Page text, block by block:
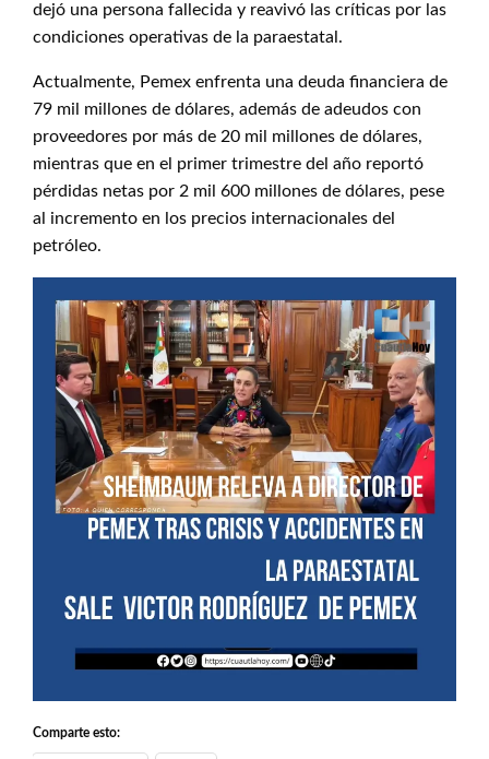
dejó una persona fallecida y reavivó las críticas por las
condiciones operativas de la paraestatal.
Actualmente, Pemex enfrenta una deuda financiera de
79 mil millones de dólares, además de adeudos con
proveedores por más de 20 mil millones de dólares,
mientras que en el primer trimestre del año reportó
pérdidas netas por 2 mil 600 millones de dólares, pese
al incremento en los precios internacionales del
petróleo.
Comparte esto: